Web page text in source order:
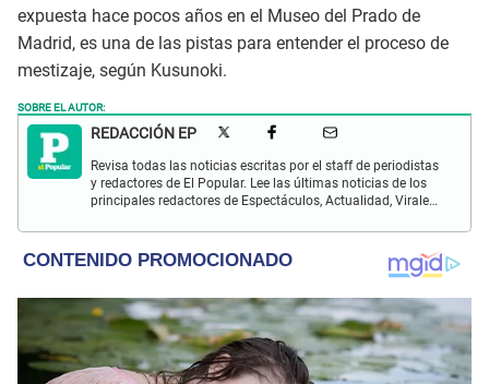
expuesta hace pocos años en el Museo del Prado de
Madrid, es una de las pistas para entender el proceso de
mestizaje, según Kusunoki.
SOBRE EL AUTOR:
REDACCIÓN EP
Revisa todas las noticias escritas por el staff de periodistas
y redactores de El Popular. Lee las últimas noticias de los
principales redactores de Espectáculos, Actualidad, Virales,